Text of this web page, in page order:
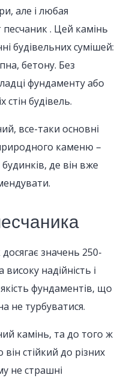
але і любая
. Цей камінь
будівельних сумішей:
бетону. Без
фундаменту або
будівель.
все-таки основні
каменю –
де він вже
значень 250-
надійність і
фундаментів, що
не турбуватися.
камінь, та до того ж
стійкий до різних
не страшні